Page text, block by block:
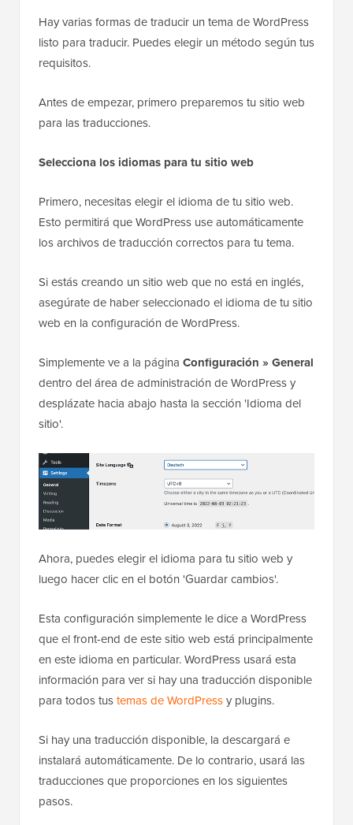
Hay varias formas de traducir un tema de WordPress
listo para traducir. Puedes elegir un método según tus
requisitos.
Antes de empezar, primero preparemos tu sitio web
para las traducciones.
Selecciona los idiomas para tu sitio web
Primero, necesitas elegir el idioma de tu sitio web.
Esto permitirá que WordPress use automáticamente
los archivos de traducción correctos para tu tema.
Si estás creando un sitio web que no está en inglés,
asegúrate de haber seleccionado el idioma de tu sitio
web en la configuración de WordPress.
Simplemente ve a la página Configuración » General
dentro del área de administración de WordPress y
desplázate hacia abajo hasta la sección 'Idioma del
sitio'.
Ahora, puedes elegir el idioma para tu sitio web y
luego hacer clic en el botón 'Guardar cambios'.
Esta configuración simplemente le dice a WordPress
que el front-end de este sitio web está principalmente
en este idioma en particular. WordPress usará esta
información para ver si hay una traducción disponible
para todos tustemas de WordPressy plugins.
Si hay una traducción disponible, la descargará e
instalará automáticamente. De lo contrario, usará las
traducciones que proporciones en los siguientes
pasos.